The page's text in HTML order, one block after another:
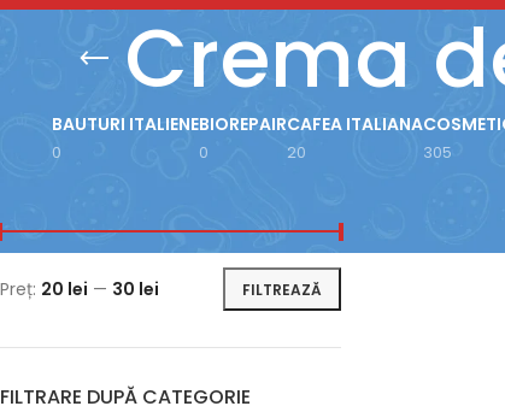
Crema
BAUTURI ITALIENE
0
BIOREPAIR
0
CAFEA ITALIANA
20 305
FILTREAZĂ
Preț: 20 lei — 30 lei
FILTRARE DUPĂ CATEGORIE